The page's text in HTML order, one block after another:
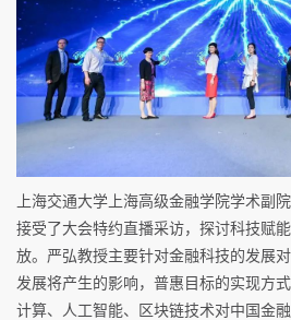
上海交通大学上海高级金融学院学术副
接受了大会特约直播采访，探讨科技赋
放。严弘教授主要针对金融科技的发展
发展将产生的影响，普惠目标的实现方
计算、人工智能、区块链技术对中国金